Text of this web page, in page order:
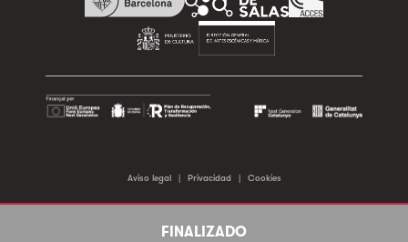
FINALIZADO
Aviso legal | Privacidad | Cookies
©2026 Sala Apolo. Todos los derechos reservados.